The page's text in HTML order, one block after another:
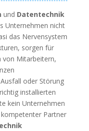
und Datentechnik
Unternehmen nicht
das Nervensystem
sorgen für
von Mitarbeitern,
oder Störung
installierten
kein Unternehmen
Partner